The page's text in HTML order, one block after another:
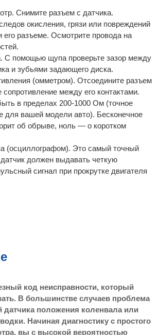
Снимите разъем с датчика.
окисления, грязи или повреждений
его разъеме. Осмотрите провода на
С помощью щупа проверьте зазор между
и зубьями задающего диска.
(омметром). Отсоедините разъем
сопротивление между его контактами.
в пределах 200-1000 Ом (точное
для вашей модели авто). Бесконечное
об обрыве, ноль — о коротком
(осциллографом). Это самый точный
должен выдавать четкую
сигнал при прокрутке двигателя
код неисправности, который
В большинстве случаев проблема
датчика положения коленвала или
Начиная диагностику с простого
вы с высокой вероятностью